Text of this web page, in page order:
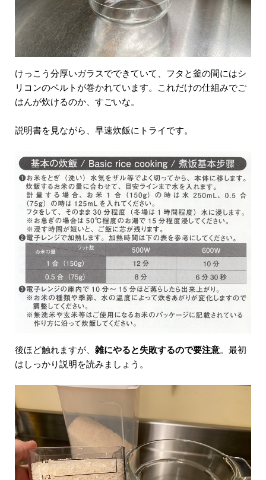
けっこう分厚いガラスでできていて、フタと釜の間にはシ
リコンのベルトが巻かれています。これだけの仕組みでご
はんが炊けるのか、すごいな。
説明書を見ながら、早速炊飯にトライです。
後ほど触れますが、 雑にやると失敗するので要注意。最初
はしっかり説明を読みましょう。